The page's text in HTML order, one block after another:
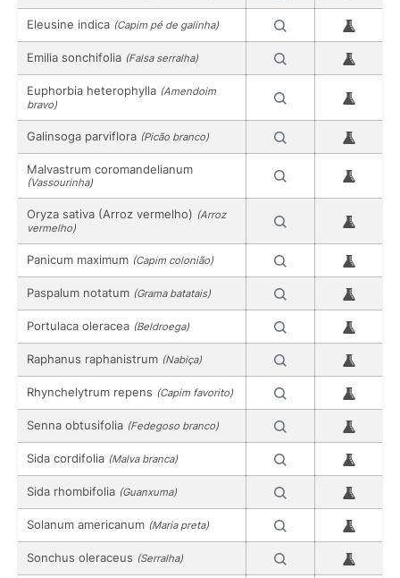
Eleusine indica (Capim pé de galinha)
Emilia sonchifolia (Falsa serralha)
Euphorbia heterophylla (Amendoim
bravo)
Galinsoga parviflora (Picão branco)
Malvastrum coromandelianum
(Vassourinha)
Oryza sativa (Arroz vermelho) (Arroz
vermelho)
Panicum maximum (Capim colonião)
Paspalum notatum (Grama batatais)
Portulaca oleracea (Beldroega)
Raphanus raphanistrum (Nabiça)
Rhynchelytrum repens (Capim favorito)
Senna obtusifolia (Fedegoso branco)
Sida cordifolia (Malva branca)
Sida rhombifolia (Guanxuma)
Solanum americanum (Maria preta)
Sonchus oleraceus (Serralha)